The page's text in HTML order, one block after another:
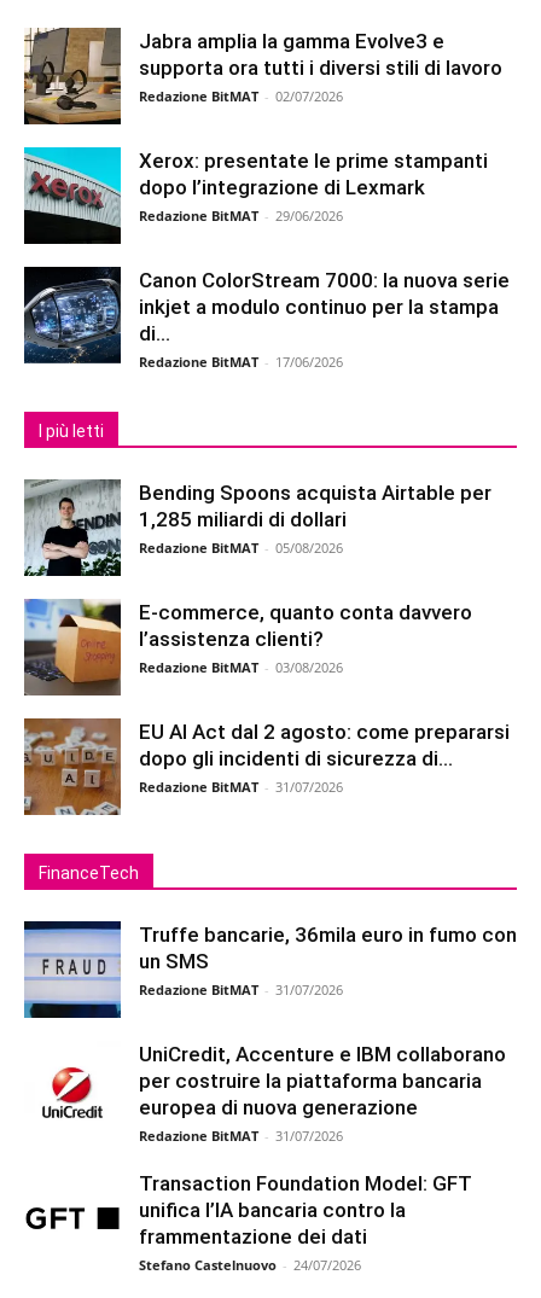
Jabra amplia la gamma Evolve3 e
supporta ora tutti i diversi stili di lavoro
Redazione BitMAT - 02/07/2026
Xerox: presentate le prime stampanti
dopo l’integrazione di Lexmark
Redazione BitMAT - 29/06/2026
Canon ColorStream 7000: la nuova serie
inkjet a modulo continuo per la stampa
di...
Redazione BitMAT - 17/06/2026
I più letti
Bending Spoons acquista Airtable per
1,285 miliardi di dollari
Redazione BitMAT - 05/08/2026
E-commerce, quanto conta davvero
l’assistenza clienti?
Redazione BitMAT - 03/08/2026
EU AI Act dal 2 agosto: come prepararsi
dopo gli incidenti di sicurezza di...
Redazione BitMAT - 31/07/2026
FinanceTech
Truffe bancarie, 36mila euro in fumo con
un SMS
Redazione BitMAT - 31/07/2026
UniCredit, Accenture e IBM collaborano
per costruire la piattaforma bancaria
europea di nuova generazione
Redazione BitMAT - 31/07/2026
Transaction Foundation Model: GFT
unifica l’IA bancaria contro la
frammentazione dei dati
Stefano Castelnuovo - 24/07/2026